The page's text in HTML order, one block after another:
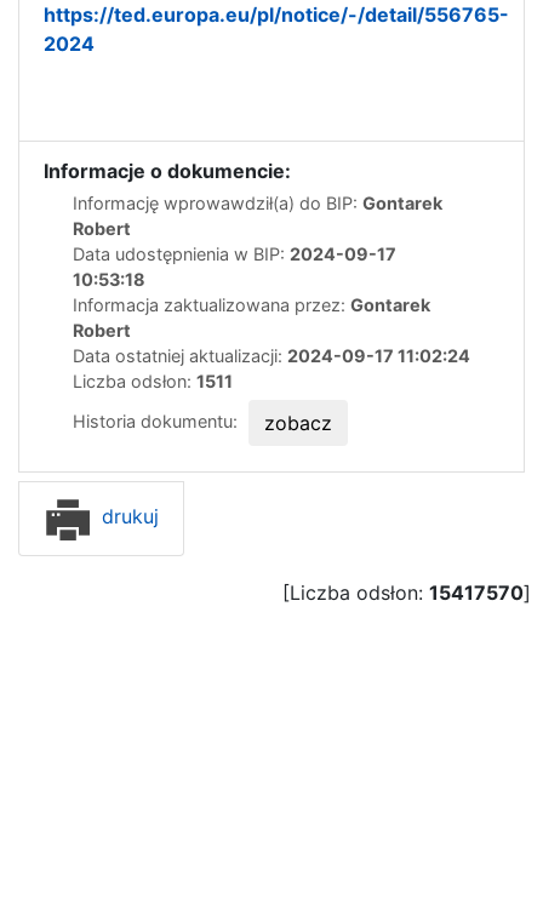
https://ted.europa.eu/pl/notice/-/detail/556765-
2024
Informacje o dokumencie:
Informację wprowawdził(a) do BIP: Gontarek
Robert
Data udostępnienia w BIP: 2024-09-17
10:53:18
Informacja zaktualizowana przez: Gontarek
Robert
Data ostatniej aktualizacji: 2024-09-17 11:02:24
Liczba odsłon: 1511
Historia dokumentu:
zobacz
drukuj
[Liczba odsłon: 15417570]